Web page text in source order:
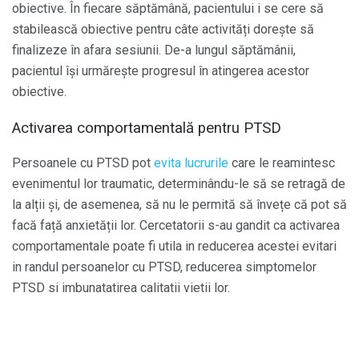
obiective. În fiecare săptămână, pacientului i se cere să
stabilească obiective pentru câte activități dorește să
finalizeze în afara sesiunii. De-a lungul săptămânii,
pacientul își urmărește progresul în atingerea acestor
obiective.
Activarea comportamentală pentru PTSD
Persoanele cu PTSD pot evita lucrurile care le reamintesc
evenimentul lor traumatic, determinându-le să se retragă de
la alții și, de asemenea, să nu le permită să învețe că pot să
facă față anxietății lor. Cercetatorii s-au gandit ca activarea
comportamentale poate fi utila in reducerea acestei evitari
in randul persoanelor cu PTSD, reducerea simptomelor
PTSD si imbunatatirea calitatii vietii lor.